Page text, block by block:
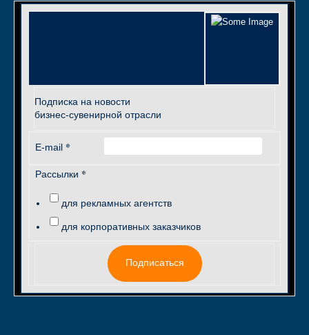
Подписка на новости
бизнес-сувенирной отрасли
E-mail *
Рассылки *
для рекламных агентств
для корпоративных заказчиков
Подписаться